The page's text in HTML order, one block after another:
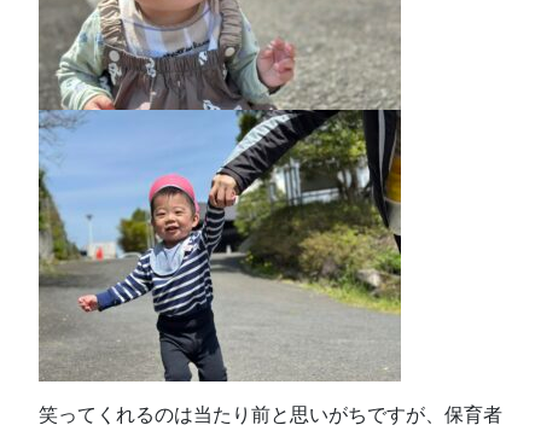
笑ってくれるのは当たり前と思いがちですが、保育者